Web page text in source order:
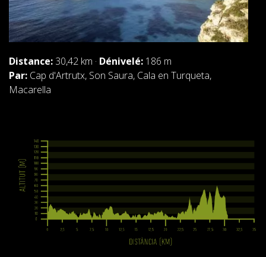
Distance: 30,42 km · Dénivelé: 186 m
Par: Cap d'Artrutx, Son Saura, Cala en Turqueta,
Macarella